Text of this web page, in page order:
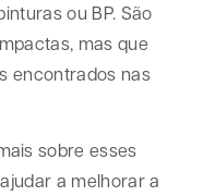
ou BP. São
mas que
encontrados nas
sobre esses
a melhorar a